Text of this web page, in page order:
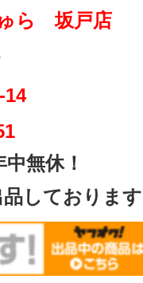
ら 坂戸店
14
無休！
しております